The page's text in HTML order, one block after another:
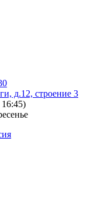
д.12, строение 3
16:45)